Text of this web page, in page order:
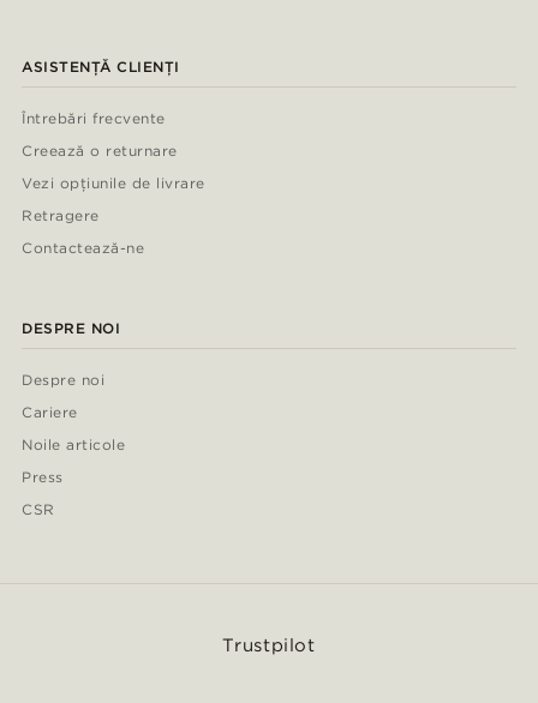
ASISTENȚĂ CLIENȚI
Întrebări frecvente
Creează o returnare
Vezi opțiunile de livrare
Retragere
Contactează-ne
DESPRE NOI
Despre noi
Cariere
Noile articole
Press
CSR
Trustpilot